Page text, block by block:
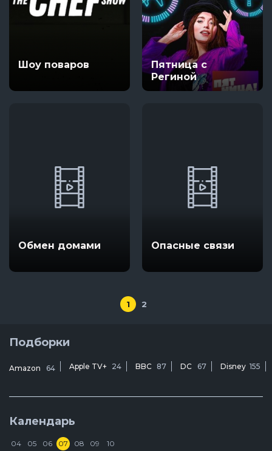
Шоу поваров
Пятница с
Региной
Обмен домами Опасные связи
1 2
Подборки
Amazon 64 Apple TV+ 24 BBC 87 DC 67 Disney 155
Календарь
04 05 06 07 08 09 10